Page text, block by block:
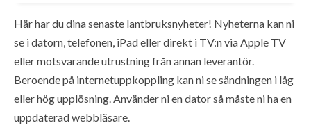
Här har du dina senaste lantbruksnyheter! Nyheterna kan ni
se i datorn, telefonen, iPad eller direkt i TV:n via Apple TV
eller motsvarande utrustning från annan leverantör.
Beroende på internetuppkoppling kan ni se sändningen i låg
eller hög upplösning. Använder ni en dator så måste ni ha en
uppdaterad webbläsare.